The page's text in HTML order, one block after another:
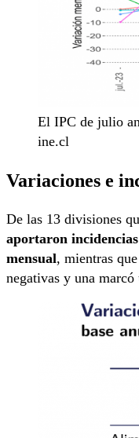
El IPC de julio
ine.cl
Variaciones e
De las 13 divisiones
aportaron
mensual, mientras
negativas y una